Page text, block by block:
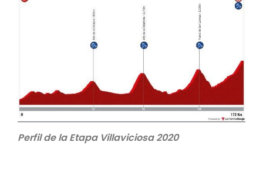
Perfil de la Etapa Villaviciosa 2020